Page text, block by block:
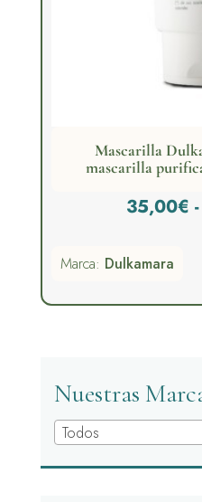
Mascarilla
mascarilla
35,00€ -
Marca: Dulkamara
Nuestras
Todos